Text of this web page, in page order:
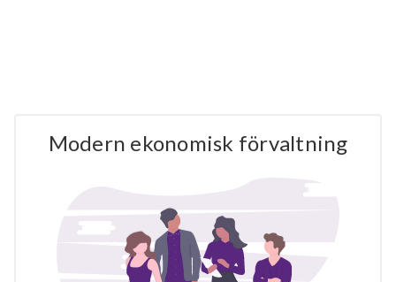
Modern ekonomisk förvaltning